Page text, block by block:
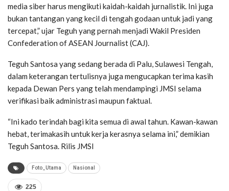
media siber harus mengikuti kaidah-kaidah jurnalistik. Ini juga
bukan tantangan yang kecil di tengah godaan untuk jadi yang
tercepat,” ujar Teguh yang pernah menjadi Wakil Presiden
Confederation of ASEAN Journalist (CAJ).
Teguh Santosa yang sedang berada di Palu, Sulawesi Tengah,
dalam keterangan tertulisnya juga mengucapkan terima kasih
kepada Dewan Pers yang telah mendampingi JMSI selama
verifikasi baik administrasi maupun faktual.
“Ini kado terindah bagi kita semua di awal tahun. Kawan-kawan
hebat, terimakasih untuk kerja kerasnya selama ini,” demikian
Teguh Santosa. Rilis JMSI
Foto_Utama Nasional
225